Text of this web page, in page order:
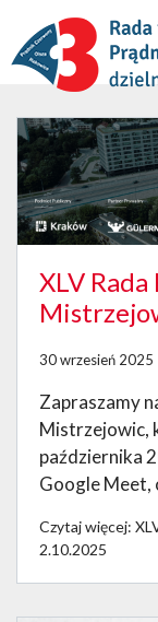
XLV
30 wrzesień 2025
Zapraszamy
Mistrzejowic,
października
Google Meet,
Czytaj więcej:
2.10.2025